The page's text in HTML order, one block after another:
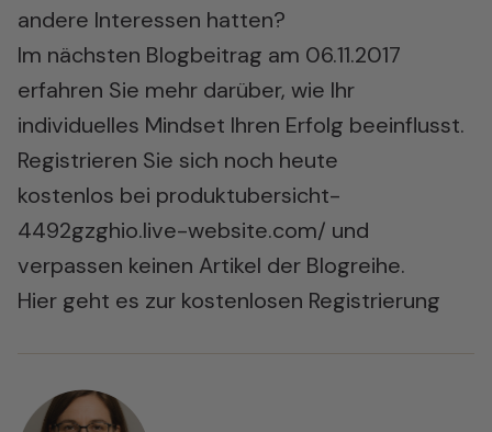
andere Interessen hatten?
Im nächsten Blogbeitrag am 06.11.2017
erfahren Sie mehr darüber, wie Ihr
individuelles Mindset Ihren Erfolg beeinflusst.
Registrieren Sie sich noch heute
kostenlos bei produktubersicht-
4492gzghio.live-website.com/ und
verpassen keinen Artikel der Blogreihe.
Hier geht es zur kostenlosen Registrierung